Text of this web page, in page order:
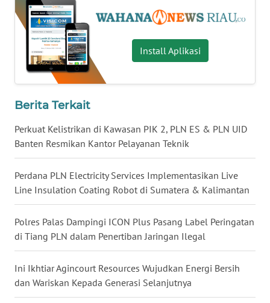
Install Aplikasi
Berita Terkait
Perkuat Kelistrikan di Kawasan PIK 2, PLN ES & PLN UID
Banten Resmikan Kantor Pelayanan Teknik
Perdana PLN Electricity Services Implementasikan Live
Line Insulation Coating Robot di Sumatera & Kalimantan
Polres Palas Dampingi ICON Plus Pasang Label Peringatan
di Tiang PLN dalam Penertiban Jaringan Ilegal
Ini Ikhtiar Agincourt Resources Wujudkan Energi Bersih
dan Wariskan Kepada Generasi Selanjutnya
BALI
WN
KALBAR
WN
WN
KALTARA
WN
KALSEL
WN
KALTIM
SULSEL